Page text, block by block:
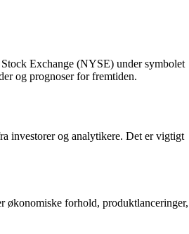
Exchange (NYSE) under symbolet
og prognoser for fremtiden.
investorer og analytikere. Det er vigtigt
økonomiske forhold, produktlanceringer,